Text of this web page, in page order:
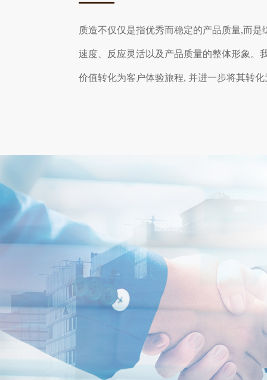
质造不仅仅是指优秀而稳定的产品质量,而是
速度、反应灵活以及产品质量的整体形象。
价值转化为客户体验旅程, 并进一步将其转